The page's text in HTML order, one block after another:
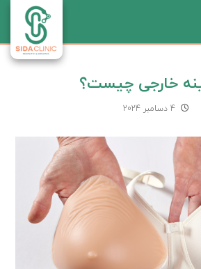
خارجی چیست؟
4 دسامبر 2024